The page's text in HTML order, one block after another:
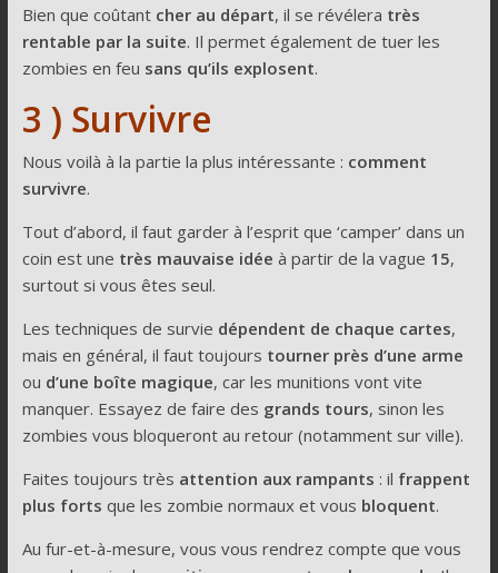
Bien que coûtant cher au départ, il se révélera très
rentable par la suite. Il permet également de tuer les
zombies en feu sans qu’ils explosent.
3 ) Survivre
Nous voilà à la partie la plus intéressante : comment
survivre.
Tout d’abord, il faut garder à l’esprit que ‘camper’ dans un
coin est une très mauvaise idée à partir de la vague 15,
surtout si vous êtes seul.
Les techniques de survie dépendent de chaque cartes,
mais en général, il faut toujours tourner près d’une arme
ou d’une boîte magique, car les munitions vont vite
manquer. Essayez de faire des grands tours, sinon les
zombies vous bloqueront au retour (notamment sur ville).
Faites toujours très attention aux rampants : il frappent
plus forts que les zombie normaux et vous bloquent.
Au fur-et-à-mesure, vous vous rendrez compte que vous